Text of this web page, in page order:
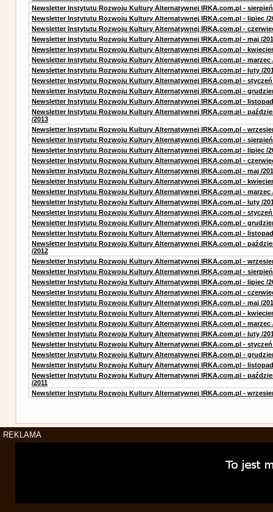
Newsletter Instytutu Rozwoju Kultury Alternatywnej IRKA.com.pl - sierpień
Newsletter Instytutu Rozwoju Kultury Alternatywnej IRKA.com.pl - lipiec /
Newsletter Instytutu Rozwoju Kultury Alternatywnej IRKA.com.pl -
Newsletter Instytutu Rozwoju Kultury Alternatywnej IRKA.com.pl - maj /
Newsletter Instytutu Rozwoju Kultury Alternatywnej IRKA.com.pl -
Newsletter Instytutu Rozwoju Kultury Alternatywnej IRKA.com.pl - marzec
Newsletter Instytutu Rozwoju Kultury Alternatywnej IRKA.com.pl - luty /
Newsletter Instytutu Rozwoju Kultury Alternatywnej IRKA.com.pl - styczeń
Newsletter Instytutu Rozwoju Kultury Alternatywnej IRKA.com.pl -
Newsletter Instytutu Rozwoju Kultury Alternatywnej IRKA.com.pl - listopad
Newsletter Instytutu Rozwoju Kultury Alternatywnej IRKA.com.pl -
/2013
Newsletter Instytutu Rozwoju Kultury Alternatywnej IRKA.com.pl -
Newsletter Instytutu Rozwoju Kultury Alternatywnej IRKA.com.pl - sierpień
Newsletter Instytutu Rozwoju Kultury Alternatywnej IRKA.com.pl - lipiec /
Newsletter Instytutu Rozwoju Kultury Alternatywnej IRKA.com.pl -
Newsletter Instytutu Rozwoju Kultury Alternatywnej IRKA.com.pl - maj /
Newsletter Instytutu Rozwoju Kultury Alternatywnej IRKA.com.pl -
Newsletter Instytutu Rozwoju Kultury Alternatywnej IRKA.com.pl - marzec
Newsletter Instytutu Rozwoju Kultury Alternatywnej IRKA.com.pl - luty /
Newsletter Instytutu Rozwoju Kultury Alternatywnej IRKA.com.pl - styczeń
Newsletter Instytutu Rozwoju Kultury Alternatywnej IRKA.com.pl -
Newsletter Instytutu Rozwoju Kultury Alternatywnej IRKA.com.pl - listopad
Newsletter Instytutu Rozwoju Kultury Alternatywnej IRKA.com.pl -
/2012
Newsletter Instytutu Rozwoju Kultury Alternatywnej IRKA.com.pl -
Newsletter Instytutu Rozwoju Kultury Alternatywnej IRKA.com.pl - sierpień
Newsletter Instytutu Rozwoju Kultury Alternatywnej IRKA.com.pl - lipiec /
Newsletter Instytutu Rozwoju Kultury Alternatywnej IRKA.com.pl -
Newsletter Instytutu Rozwoju Kultury Alternatywnej IRKA.com.pl - maj /
Newsletter Instytutu Rozwoju Kultury Alternatywnej IRKA.com.pl -
Newsletter Instytutu Rozwoju Kultury Alternatywnej IRKA.com.pl - marzec
Newsletter Instytutu Rozwoju Kultury Alternatywnej IRKA.com.pl - luty /
Newsletter Instytutu Rozwoju Kultury Alternatywnej IRKA.com.pl - styczeń
Newsletter Instytutu Rozwoju Kultury Alternatywnej IRKA.com.pl -
Newsletter Instytutu Rozwoju Kultury Alternatywnej IRKA.com.pl - listopad
Newsletter Instytutu Rozwoju Kultury Alternatywnej IRKA.com.pl -
/2011
Newsletter Instytutu Rozwoju Kultury Alternatywnej IRKA.com.pl -
REKLAMA